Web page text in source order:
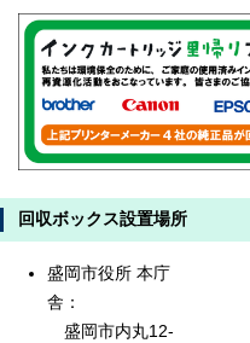
回収ボックス設置場所
盛岡市役所 本庁
舎：
盛岡市内丸12-